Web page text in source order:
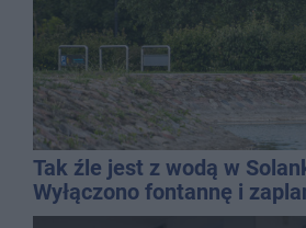
Tak źle jest z wodą w
Wyłączono fontannę i
dolewkę